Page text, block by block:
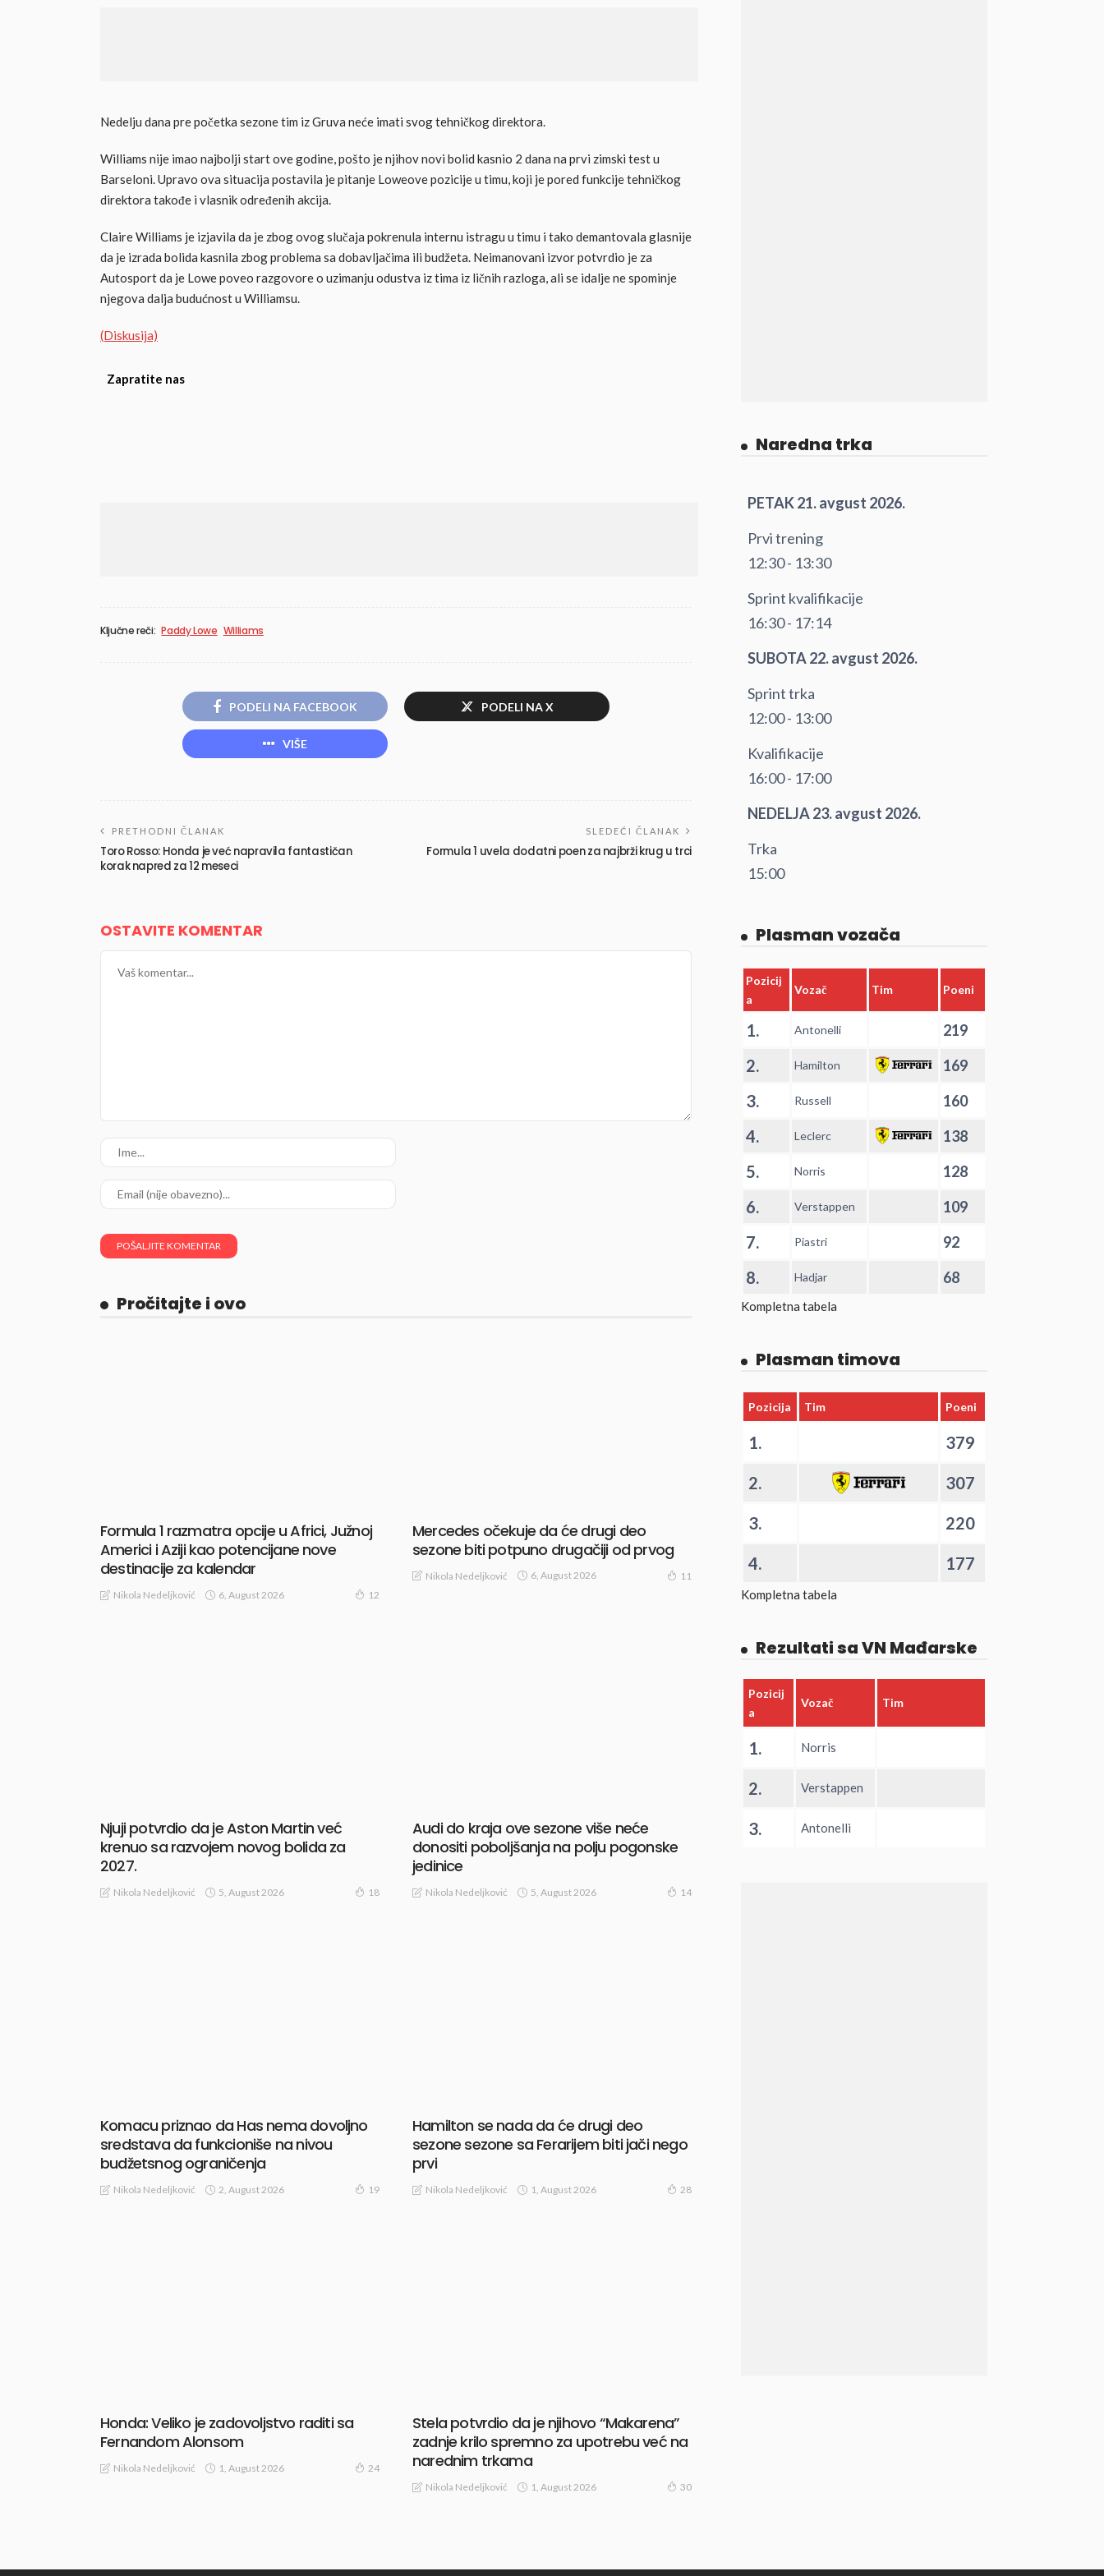
Nedelju dana pre početka sezone tim iz Gruva neće imati svog tehničkog direktora.
Williams nije imao najbolji start ove godine, pošto je njihov novi bolid kasnio 2 dana na prvi zimski test u
Barseloni. Upravo ova situacija postavila je pitanje Loweove pozicije u timu, koji je pored funkcije tehničkog
direktora takođe i vlasnik određenih akcija.
Claire Williams je izjavila da je zbog ovog slučaja pokrenula internu istragu u timu i tako demantovala glasnije
da je izrada bolida kasnila zbog problema sa dobavljačima ili budžeta. Neimanovani izvor potvrdio je za
Autosport da je Lowe poveo razgovore o uzimanju odustva iz tima iz ličnih razloga, ali se idalje ne spominje
njegova dalja budućnost u Williamsu.
(Diskusija)
Zapratite nas
Ključne reči: Paddy Lowe Williams
PODELI NA FACEBOOK PODELI NA X
VIŠE
PRETHODNI ČLANAK
Toro Rosso: Honda je već napravila fantastičan
korak napred za 12 meseci
SLEDEĆI ČLANAK
Formula 1 uvela dodatni poen za najbrži krug u trci
OSTAVITE KOMENTAR
Pročitajte i ovo
Formula 1 razmatra opcije u Africi, Južnoj
Americi i Aziji kao potencijane nove
destinacije za kalendar
Nikola Nedeljković 6, August 2026 12
Mercedes očekuje da će drugi deo
sezone biti potpuno drugačiji od prvog
Nikola Nedeljković 6, August 2026 11
Njuji potvrdio da je Aston Martin već
krenuo sa razvojem novog bolida za
2027.
Nikola Nedeljković 5, August 2026 18
Audi do kraja ove sezone više neće
donositi poboljšanja na polju pogonske
jedinice
Nikola Nedeljković 5, August 2026 14
Komacu priznao da Has nema dovoljno
sredstava da funkcioniše na nivou
budžetsnog ograničenja
Nikola Nedeljković 2, August 2026 19
Hamilton se nada da će drugi deo
sezone sezone sa Ferarijem biti jači nego
prvi
Nikola Nedeljković 1, August 2026 28
Honda: Veliko je zadovoljstvo raditi sa
Fernandom Alonsom
Nikola Nedeljković 1, August 2026 24
Stela potvrdio da je njihovo “Makarena”
zadnje krilo spremno za upotrebu već na
narednim trkama
Nikola Nedeljković 1, August 2026 30
Naredna trka
PETAK 21. avgust 2026.
Prvi trening
12:30 - 13:30
Sprint kvalifikacije
16:30 - 17:14
SUBOTA 22. avgust 2026.
Sprint trka
12:00 - 13:00
Kvalifikacije
16:00 - 17:00
NEDELJA 23. avgust 2026.
Trka
15:00
Plasman vozača
Pozicij
a
Vozač Tim Poeni
1. Antonelli 219
2. Hamilton 169
3. Russell 160
4. Leclerc 138
5. Norris 128
6. Verstappen 109
7. Piastri 92
8. Hadjar 68
Kompletna tabela
Plasman timova
Pozicija Tim Poeni
1. 379
2. 307
3. 220
4. 177
Kompletna tabela
Rezultati sa VN Mađarske
Pozicij
a
Vozač Tim
1. Norris
2. Verstappen
3. Antonelli